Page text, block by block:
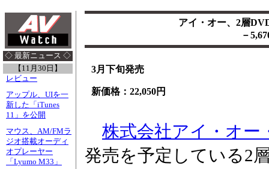
◇ 最新ニュース ◇
【11月30日】
レビュー
アップル、UIを一
新した「iTunes
11」を公開
マウス、AM/FMラ
ジオ搭載オーディ
オプレーヤー
「Lyumo M33」
アイ・オー、2層
－
3月下旬発売
新価格：22,050円
株式会社アイ・オー
発売を予定している2